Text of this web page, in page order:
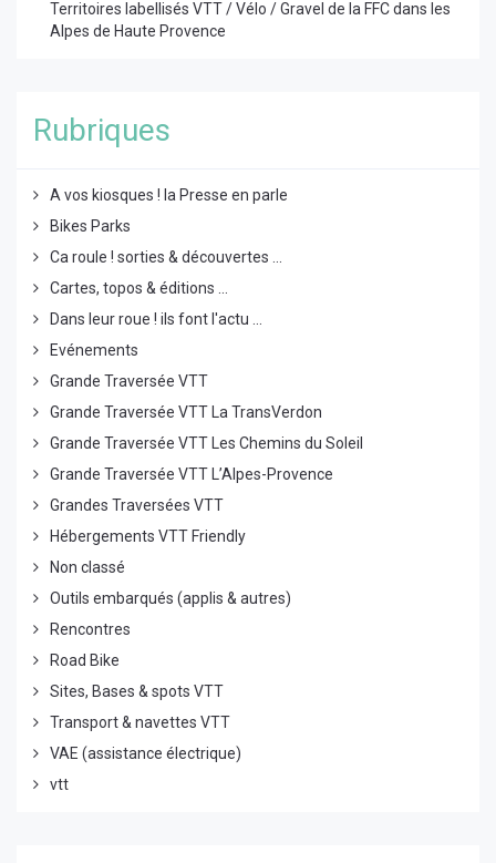
Territoires labellisés VTT / Vélo / Gravel de la FFC dans les
Alpes de Haute Provence
Rubriques
A vos kiosques ! la Presse en parle
Bikes Parks
Ca roule ! sorties & découvertes ...
Cartes, topos & éditions ...
Dans leur roue ! ils font l'actu ...
Evénements
Grande Traversée VTT
Grande Traversée VTT La TransVerdon
Grande Traversée VTT Les Chemins du Soleil
Grande Traversée VTT L’Alpes-Provence
Grandes Traversées VTT
Hébergements VTT Friendly
Non classé
Outils embarqués (applis & autres)
Rencontres
Road Bike
Sites, Bases & spots VTT
Transport & navettes VTT
VAE (assistance électrique)
vtt